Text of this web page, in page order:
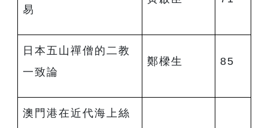
易
日本五山禪僧的二教
一致論
鄭樑生 85
澳門港在近代海上絲